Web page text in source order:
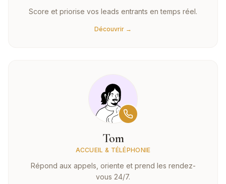
Score et priorise vos leads entrants en temps réel.
Découvrir →
Tom
ACCUEIL & TÉLÉPHONIE
Répond aux appels, oriente et prend les rendez-
vous 24/7.